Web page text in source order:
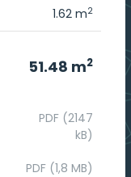
1.62 m2
51.48 m2
PDF (2147
kB)
PDF (1,8 MB)